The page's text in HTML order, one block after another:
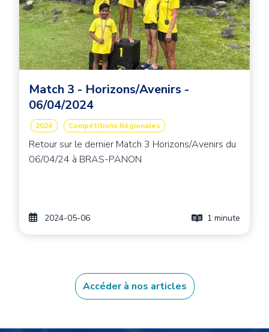
Match 3 - Horizons/Avenirs -
06/04/2024
2024 Compétitions Régionales
Retour sur le dernier Match 3 Horizons/Avenirs du
06/04/24 à BRAS-PANON
2024-05-06 1 minute
Accéder à nos articles